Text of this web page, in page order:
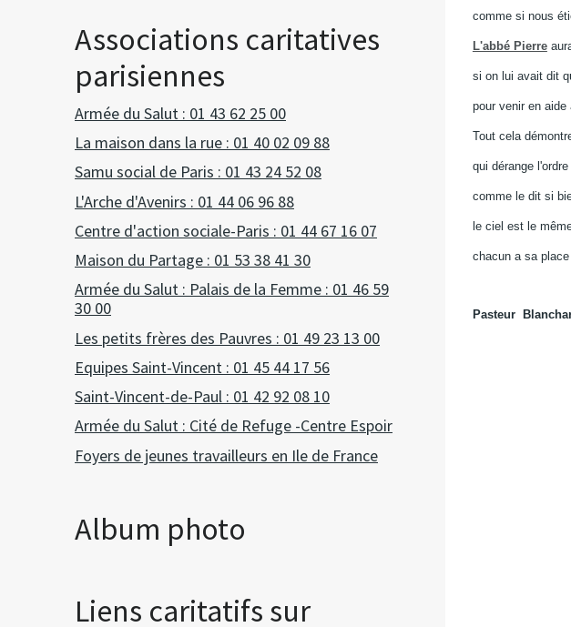
Associations caritatives
parisiennes
Armée du Salut : 01 43 62 25 00
La maison dans la rue : 01 40 02 09 88
Samu social de Paris : 01 43 24 52 08
L'Arche d'Avenirs : 01 44 06 96 88
Centre d'action sociale-Paris : 01 44 67 16 07
Maison du Partage : 01 53 38 41 30
Armée du Salut : Palais de la Femme : 01 46 59
30 00
Les petits frères des Pauvres : 01 49 23 13 00
Equipes Saint-Vincent : 01 45 44 17 56
Saint-Vincent-de-Paul : 01 42 92 08 10
Armée du Salut : Cité de Refuge -Centre Espoir
Foyers de jeunes travailleurs en Ile de France
Album photo
Liens caritatifs sur
comme si nous
L'abbé Pierre
si on lui avait dit
pour venir en aide
Tout cela
qui dérange l'ordre
comme le dit si
le ciel est le
chacun a sa
Pasteur